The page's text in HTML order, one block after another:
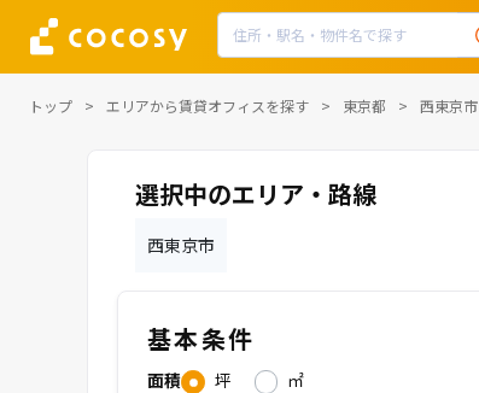
トップ エリアから賃貸オフィスを探す 東京都 西東京市
選択中のエリア・路線
西東京市
基本条件
面積 坪
㎡